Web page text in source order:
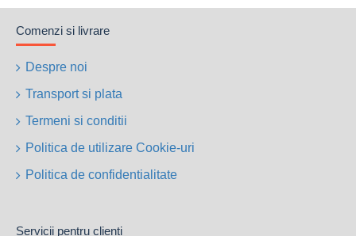
Comenzi si livrare
Despre noi
Transport si plata
Termeni si conditii
Politica de utilizare Cookie-uri
Politica de confidentialitate
Servicii pentru clienti